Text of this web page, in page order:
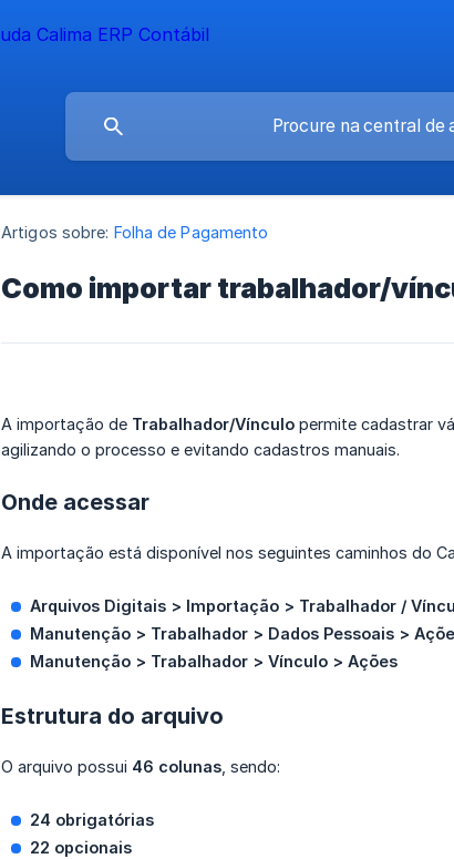
Artigos sobre: Folha de Pagamento
Como importar trabalhador/
A importação de Trabalhador/Vínculo permite cadastrar
agilizando o processo e evitando cadastros manuais.
Onde acessar
A importação está disponível nos seguintes caminhos do
Arquivos Digitais > Importação > Trabalhador /
Manutenção > Trabalhador > Dados Pessoais >
Manutenção > Trabalhador > Vínculo > Ações
Estrutura do arquivo
O arquivo possui 46 colunas , sendo:
24 obrigatórias
22 opcionais